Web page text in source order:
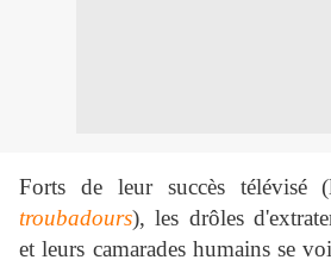
Forts de leur succès télévisé
troubadours), les drôles
et leurs camarades humains se